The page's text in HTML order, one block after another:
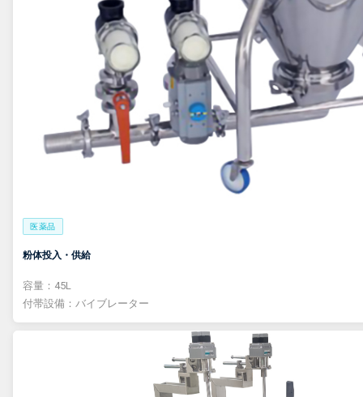
医薬品
粉体投入・供給
容量：45L
付帯設備：バイブレーター